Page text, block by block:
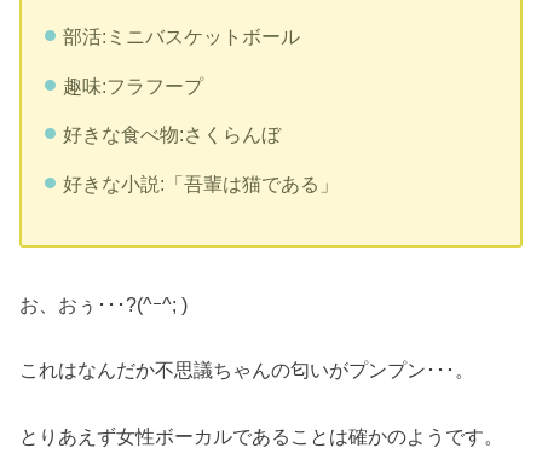
部活:ミニバスケットボール
趣味:フラフープ
好きな食べ物:さくらんぼ
好きな小説:「吾輩は猫である」
お、おぅ･･･?(^ｰ^; )
これはなんだか不思議ちゃんの匂いがプンプン･･･。
とりあえず女性ボーカルであることは確かのようです。